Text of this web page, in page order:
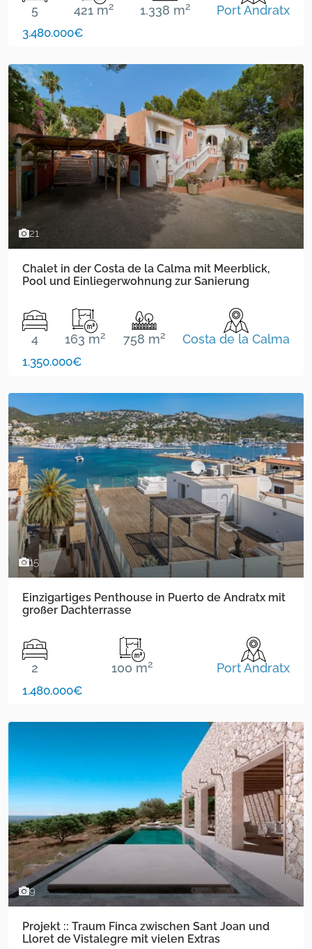
5 421 m2 1.338 m2 Port Andratx
3.480.000€
21
Chalet in der Costa de la Calma mit Meerblick,
Pool und Einliegerwohnung zur Sanierung
4 163 m2 758 m2 Costa de la Calma
1.350.000€
15
Einzigartiges Penthouse in Puerto de Andratx mit
großer Dachterrasse
2 100 m2 Port Andratx
1.480.000€
9
Projekt :: Traum Finca zwischen Sant Joan und
Lloret de Vistalegre mit vielen Extras